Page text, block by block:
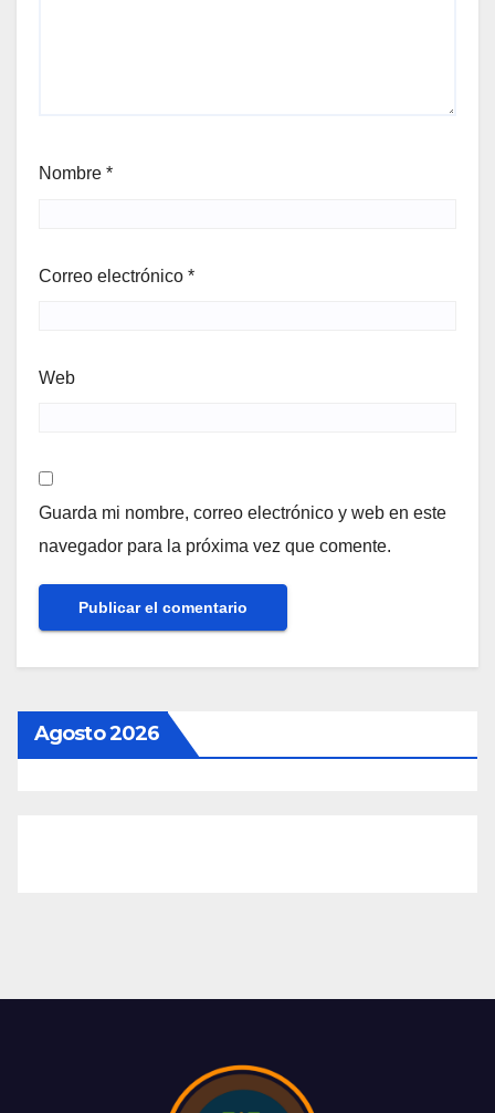
Nombre *
Correo electrónico *
Web
Guarda mi nombre, correo electrónico y web en este
navegador para la próxima vez que comente.
Agosto 2026